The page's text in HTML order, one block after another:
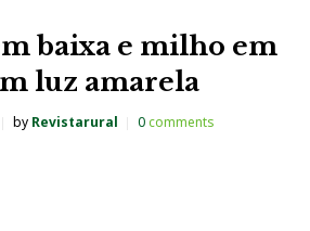
baixa e milho em
luz amarela
by Revistarural 0comments